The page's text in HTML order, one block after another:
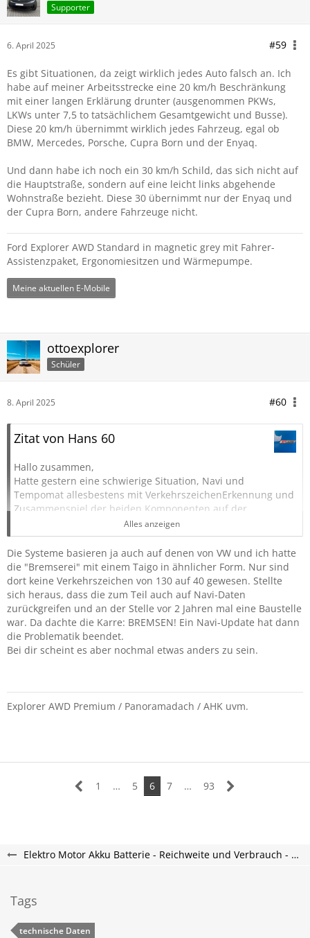
Supporter
6. April 2025 #59
Es gibt Situationen, da zeigt wirklich jedes Auto falsch an. Ich
habe auf meiner Arbeitsstrecke eine 20 km/h Beschränkung
mit einer langen Erklärung drunter (ausgenommen PKWs,
LKWs unter 7,5 to tatsächlichem Gesamtgewicht und Busse).
Diese 20 km/h übernimmt wirklich jedes Fahrzeug, egal ob
BMW, Mercedes, Porsche, Cupra Born und der Enyaq.
Und dann habe ich noch ein 30 km/h Schild, das sich nicht auf
die Hauptstraße, sondern auf eine leicht links abgehende
Wohnstraße bezieht. Diese 30 übernimmt nur der Enyaq und
der Cupra Born, andere Fahrzeuge nicht.
Ford Explorer AWD Standard in magnetic grey mit Fahrer-
Assistenzpaket, Ergonomiesitzen und Wärmepumpe.
Meine aktuellen E-Mobile
ottoexplorer
Schüler
8. April 2025 #60
Zitat von Hans 60
Hallo zusammen,
Hatte gestern eine schwierige Situation, Navi und
Tempomat allesbestens mit VerkehrszeichenErkennung und
Zusammenspiel der beiden Komponenten auf der
Autobahn, bis die Meldung kam „keine Daten für diese
Gegend“, „Keine Verkehrszeichenerkennung“.
Der Explorer bremste unvermittelt von 130km/h auf 20 kmh/
Achtung Autobahnfahrt!!
Weiter ohne Navi aber mit Tempomat, alle möglichen
Tempobeschränkungen wurden eingespielt, plötzlich auf
Überholspur wieder Bremseingriff, dann habe ich alle Helfer
ausgeschaltet.
Hat jemand ähnliches festgestellt, gibts Hinweise was die
Werkstatt tun kann?
Alles anzeigen
Die Systeme basieren ja auch auf denen von VW und ich hatte
die "Bremserei" mit einem Taigo in ähnlicher Form. Nur sind
dort keine Verkehrszeichen von 130 auf 40 gewesen. Stellte
sich heraus, dass die zum Teil auch auf Navi-Daten
zurückgreifen und an der Stelle vor 2 Jahren mal eine Baustelle
war. Da dachte die Karre: BREMSEN! Ein Navi-Update hat dann
die Problematik beendet.
Bei dir scheint es aber nochmal etwas anders zu sein.
Explorer AWD Premium / Panoramadach / AHK uvm.
1 … 5 6 7 … 93
Elektro Motor Akku Batterie - Reichweite und Verbrauch - Explorer Electric Forum
Tags
technische Daten